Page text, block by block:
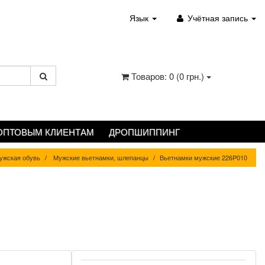
Язык Учётная запись
Товаров: 0 (0 грн.)
КЛИЕНТАМ ДРОПШИППИНГ
обувь Мужские вьетнамки, шлепанцы Вьетнамки мужские 226P010